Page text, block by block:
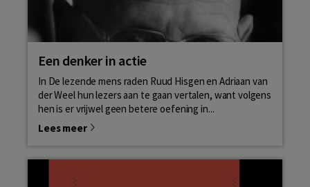
Een denker in actie
In De lezende mens raden Ruud Hisgen en Adriaan van
der Weel hun lezers aan te gaan vertalen, want volgens
hen is er vrijwel geen betere oefening in...
Lees meer